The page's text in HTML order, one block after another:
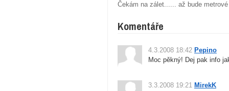
Čekám na zálet...... až bude
Komentáře
4.3.2008 18:42 Pepino
Moc pěkný! Dej pak info
3.3.2008 19:21 MirekK